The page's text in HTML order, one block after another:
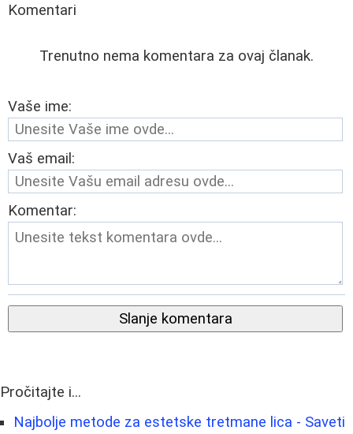
Komentari
Trenutno nema komentara za ovaj članak.
Vaše ime:
Vaš email:
Komentar:
Slanje komentara
Pročitajte i...
Najbolje metode za estetske tretmane lica - Saveti